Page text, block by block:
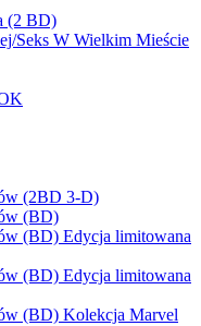
(2 BD)
Seks W Wielkim Mieście
(2BD 3-D)
(BD)
(BD) Edycja limitowana
(BD) Edycja limitowana
(BD) Kolekcja Marvel